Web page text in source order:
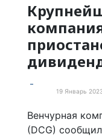
19 Январь
Венчурная
(DCG)